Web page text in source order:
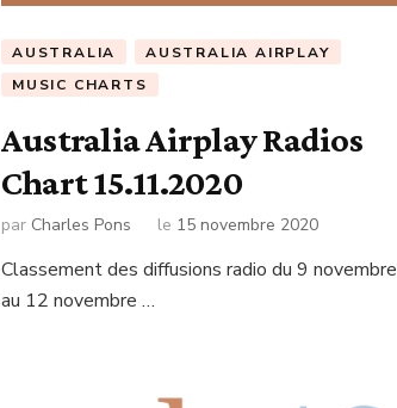
AUSTRALIA
AUSTRALIA AIRPLAY
MUSIC CHARTS
Australia Airplay Radios
Chart 15.11.2020
par Charles Pons le 15 novembre 2020
Classement des diffusions radio du 9 novembre
au 12 novembre …